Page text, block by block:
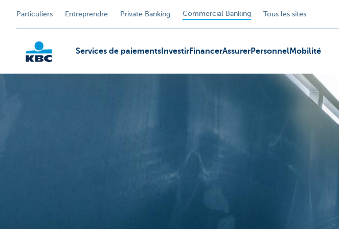
Particuliers Entreprendre Private Banking Commercial Banking Tous les sites
Services de paiements InvestirFinancerAssurerPersonnelMobilité